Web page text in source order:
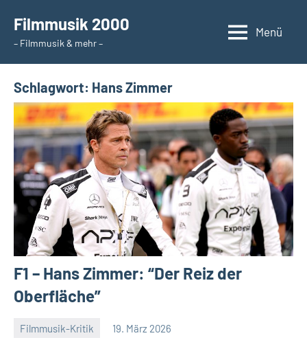
Inhalt
springen
Filmmusik 2000
– Filmmusik & mehr –
Menü
Schlagwort: Hans Zimmer
F1 – Hans Zimmer: “Der Reiz der
Oberfläche”
Filmmusik-Kritik 19. März 2026